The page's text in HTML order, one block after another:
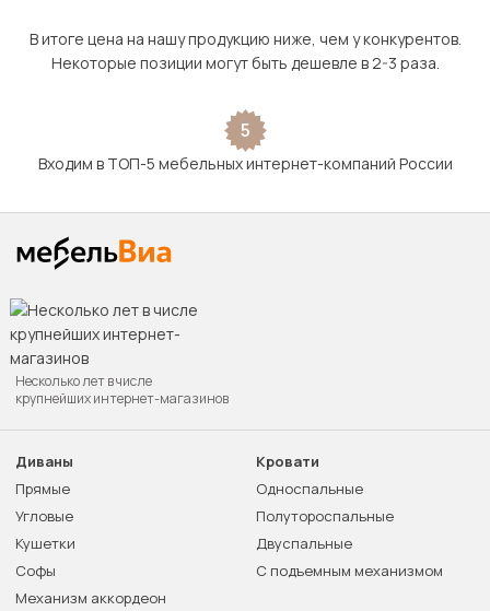
В итоге цена на нашу продукцию ниже, чем у конкурентов.
Некоторые позиции могут быть дешевле в 2-3 раза.
5
Входим в ТОП-5 мебельных интернет-компаний России
Несколько лет в числе
крупнейших интернет-магазинов
Диваны
Прямые
Угловые
Кушетки
Софы
Механизм аккордеон
Кровати
Односпальные
Полутороспальные
Двуспальные
С подъемным механизмом